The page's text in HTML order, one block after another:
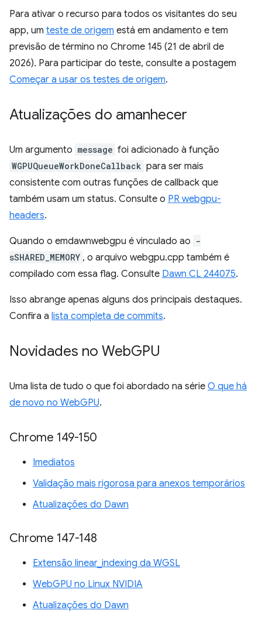
Para ativar o recurso para todos os visitantes do seu
app, um teste de origem está em andamento e tem
previsão de término no Chrome 145 (21 de abril de
2026). Para participar do teste, consulte a postagem
Começar a usar os testes de origem.
Atualizações do amanhecer
Um argumento message foi adicionado à função
WGPUQueueWorkDoneCallback para ser mais
consistente com outras funções de callback que
também usam um status. Consulte o PR webgpu-
headers.
Quando o emdawnwebgpu é vinculado ao -
sSHARED_MEMORY , o arquivo webgpu.cpp também é
compilado com essa flag. Consulte Dawn CL 244075.
Isso abrange apenas alguns dos principais destaques.
Confira a lista completa de commits.
Novidades no WebGPU
Uma lista de tudo o que foi abordado na série O que há
de novo no WebGPU.
Chrome 149-150
Imediatos
Validação mais rigorosa para anexos temporários
Atualizações do Dawn
Chrome 147-148
Extensão linear_indexing da WGSL
WebGPU no Linux NVIDIA
Atualizações do Dawn